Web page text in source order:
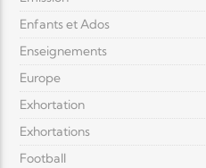
Enfants et Ados
Enseignements
Europe
Exhortation
Exhortations
Football